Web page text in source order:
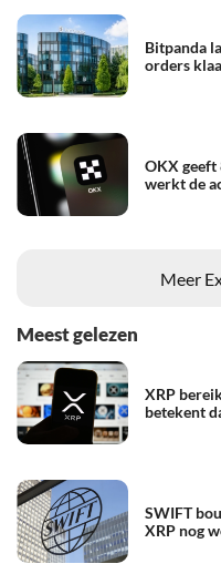
Bitpanda
orders
OKX geeft
werkt de
Meer
Meest gelezen
XRP
betekent
SWIFT
XRP nog